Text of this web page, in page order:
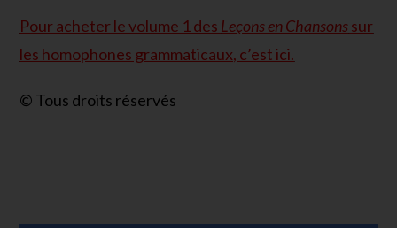
Pour acheter le volume 1 des Leçons en Chansonssur
les homophones grammaticaux, c’est ici.
© Tous droits réservés